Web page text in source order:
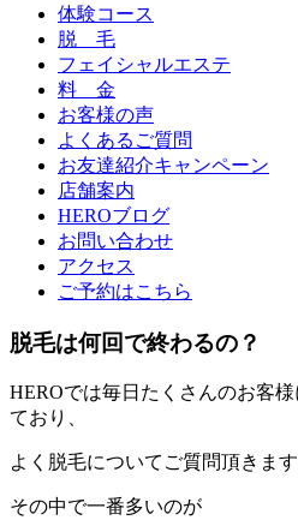
体験コース
脱 毛
フェイシャルエステ
料 金
お客様の声
よくあるご質問
お友達紹介キャンペーン
店舗案内
HEROブログ
お問い合わせ
アクセス
ご予約はこちら
脱毛は何回で終わるの？
HEROでは毎日たくさんのお客
ており、
よく脱毛についてご質問頂きます
その中で一番多いのが